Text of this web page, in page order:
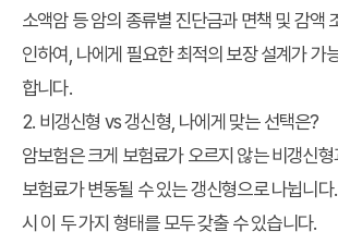
소액암 등 암의 종류별 진단금과 면책 및 감액
인하여, 나에게 필요한 최적의 보장 설계가 가
합니다.
2. 비갱신형 vs 갱신형, 나에게 맞는 선택은?
암보험은 크게 보험료가 오르지 않는 비갱신
보험료가 변동될 수 있는 갱신형으로 나뉩니
시 이 두 가지 형태를 모두 갖출 수 있습니다.